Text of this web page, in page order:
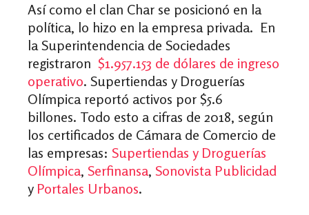
Así como el clan Char se posicionó en la
política, lo hizo en la empresa privada. En
la Superintendencia de Sociedades
registraron $1.957.153 de dólares de ingreso
operativo. Supertiendas y Droguerías
Olímpica reportó activos por $5.6
billones. Todo esto a cifras de 2018, según
los certificados de Cámara de Comercio de
las empresas: Supertiendas y Droguerías
Olímpica, Serfinansa, Sonovista Publicidad
y Portales Urbanos.